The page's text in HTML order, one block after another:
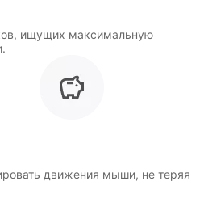
ищущих максимальную
движения мыши, не теряя
В виде
Кудряшка